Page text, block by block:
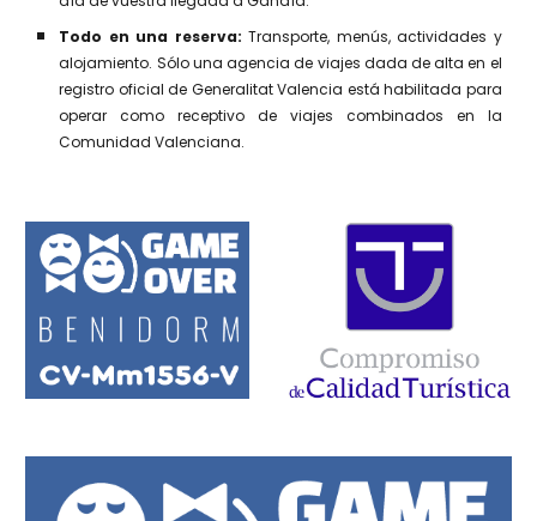
Todo en una reserva:Transporte, menús, actividades y
alojamiento. Sólo una agencia de viajes dada de alta en el
registro oficial de Generalitat Valencia está habilitada para
operar como receptivo de viajes combinados en la
Comunidad Valenciana.